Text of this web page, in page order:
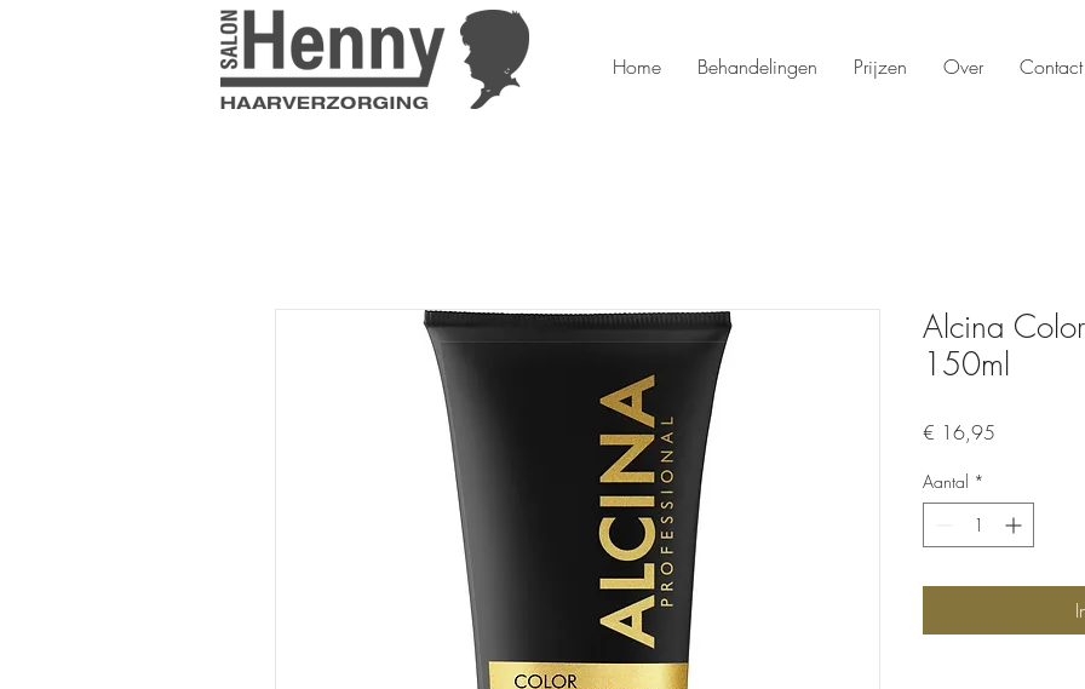
Home Behandelingen Prijzen Over Contact
Alcina
150ml
€ 16,95
Aantal *